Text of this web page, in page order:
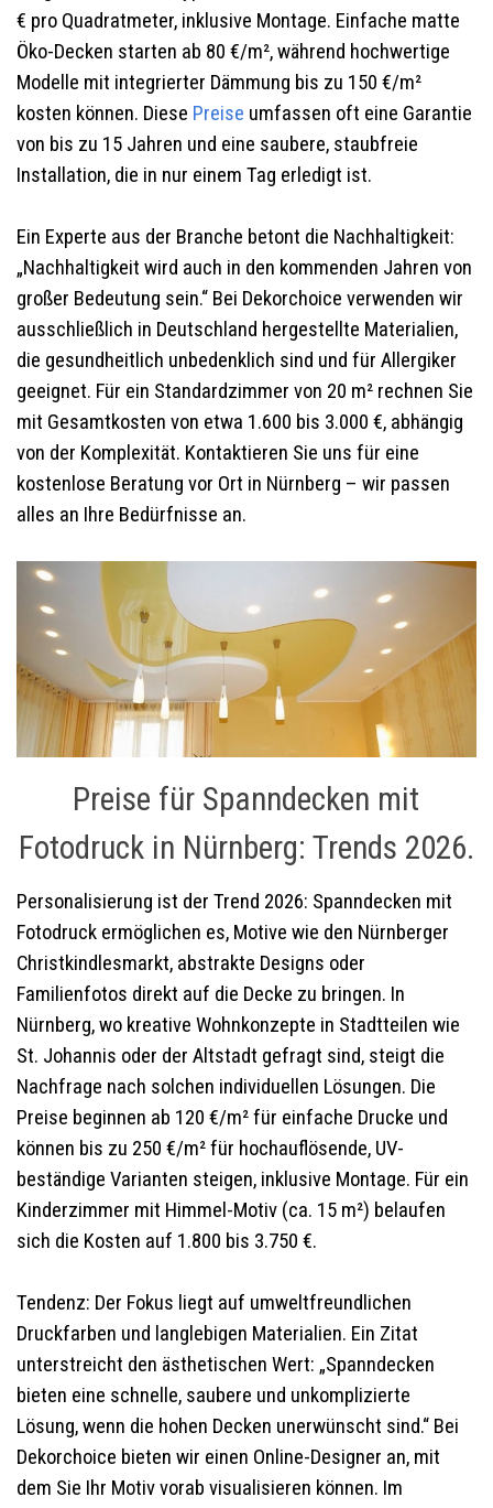
€ pro Quadratmeter, inklusive Montage. Einfache matte
Öko-Decken starten ab 80 €/m², während hochwertige
Modelle mit integrierter Dämmung bis zu 150 €/m²
kosten können. Diese Preise umfassen oft eine Garantie
von bis zu 15 Jahren und eine saubere, staubfreie
Installation, die in nur einem Tag erledigt ist.
Ein Experte aus der Branche betont die Nachhaltigkeit:
„Nachhaltigkeit wird auch in den kommenden Jahren von
großer Bedeutung sein.“ Bei Dekorchoice verwenden wir
ausschließlich in Deutschland hergestellte Materialien,
die gesundheitlich unbedenklich sind und für Allergiker
geeignet. Für ein Standardzimmer von 20 m² rechnen Sie
mit Gesamtkosten von etwa 1.600 bis 3.000 €, abhängig
von der Komplexität. Kontaktieren Sie uns für eine
kostenlose Beratung vor Ort in Nürnberg – wir passen
alles an Ihre Bedürfnisse an.
Preise für Spanndecken mit
Fotodruck in Nürnberg: Trends 2026.
Personalisierung ist der Trend 2026: Spanndecken mit
Fotodruck ermöglichen es, Motive wie den Nürnberger
Christkindlesmarkt, abstrakte Designs oder
Familienfotos direkt auf die Decke zu bringen. In
Nürnberg, wo kreative Wohnkonzepte in Stadtteilen wie
St. Johannis oder der Altstadt gefragt sind, steigt die
Nachfrage nach solchen individuellen Lösungen. Die
Preise beginnen ab 120 €/m² für einfache Drucke und
können bis zu 250 €/m² für hochauflösende, UV-
beständige Varianten steigen, inklusive Montage. Für ein
Kinderzimmer mit Himmel-Motiv (ca. 15 m²) belaufen
sich die Kosten auf 1.800 bis 3.750 €.
Tendenz: Der Fokus liegt auf umweltfreundlichen
Druckfarben und langlebigen Materialien. Ein Zitat
unterstreicht den ästhetischen Wert: „Spanndecken
bieten eine schnelle, saubere und unkomplizierte
Lösung, wenn die hohen Decken unerwünscht sind.“ Bei
Dekorchoice bieten wir einen Online-Designer an, mit
dem Sie Ihr Motiv vorab visualisieren können. Im